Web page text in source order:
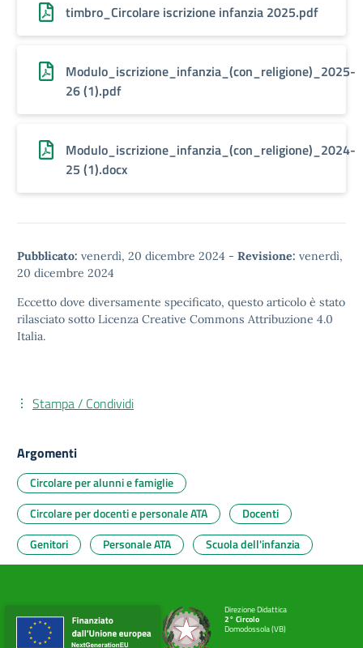
timbro_Circolare iscrizione infanzia 2025.pdf
Modulo_iscrizione_infanzia_(con_religione)_2025-
26 (1).pdf
Modulo_iscrizione_infanzia_(con_religione)_2024-
25 (1).docx
Pubblicato: venerdì, 20 dicembre 2024 - Revisione: venerdì,
20 dicembre 2024
Eccetto dove diversamente specificato, questo articolo è stato
rilasciato sotto Licenza Creative Commons Attribuzione 4.0
Italia.
Stampa / Condividi
Argomenti
Circolare per alunni e famiglie
Circolare per docenti e personale ATA
Docenti
Genitori
Personale ATA Scuola dell'infanzia
Direzione Didattica
2° Circolo
Domodossola (VB)